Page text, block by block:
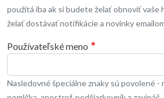
použitá iba ak si budete želať obnoviť vaše
želať dostávať notifikácie a novinky
Používateľské meno
Nasledovné špeciálne znaky sú povolené -